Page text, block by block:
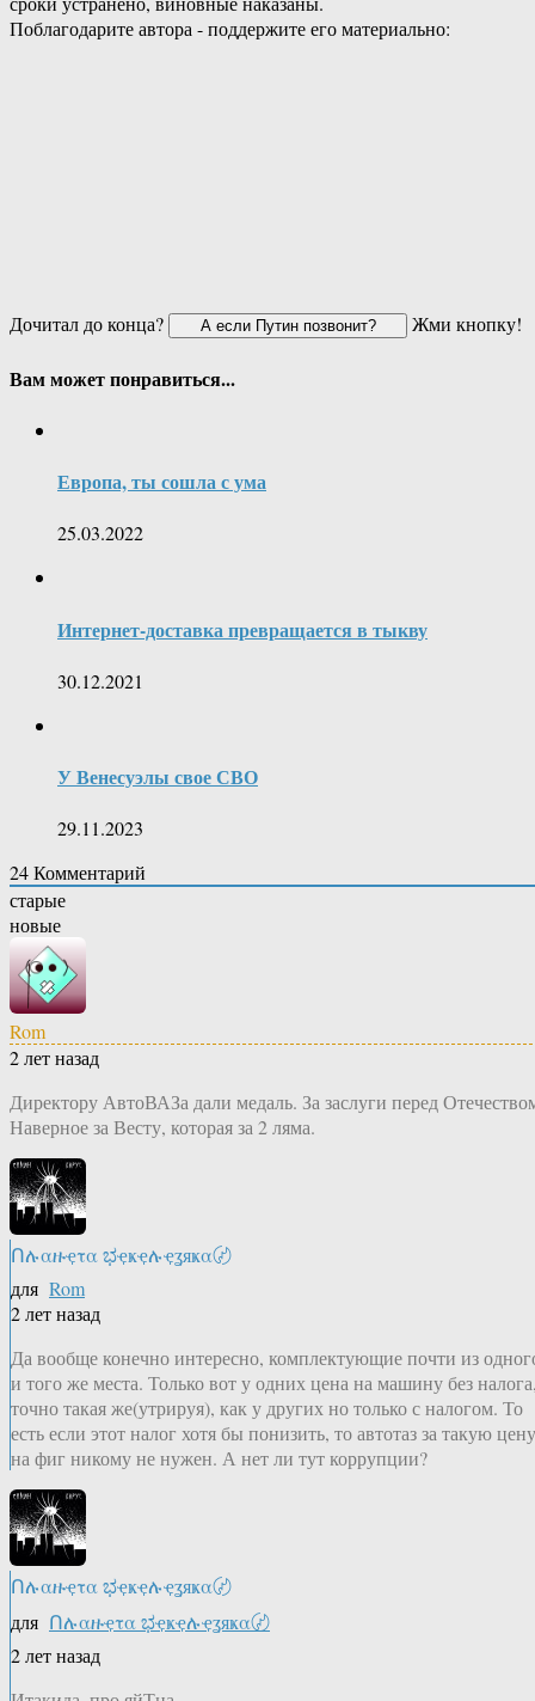
Поблагодарите автора - поддержите его материально:
Дочитал до конца? Жми кнопку!
Вам может понравиться...
Европа, ты сошла с ума
25.03.2022
Интернет-доставка превращается в тыкву
30.12.2021
У Венесуэлы свое СВО
29.11.2023
24Комментарий
старые
новые
Rom
2 лет назад
Директору АвтоВАЗа дали медаль. За заслуги перед
Наверное за Весту, которая за 2 ляма.
Ոሉαዙҿτα ಭҿҝҿሉҿʓяҝα〄
для Rom
2 лет назад
Да вообще конечно интересно, комплектующие почти из
и того же места. Только вот у одних цена на машину без
точно такая же(утрируя), как у других но только с налогом. То
есть если этот налог хотя бы понизить, то автотаз за такую цену
на фиг никому не нужен. А нет ли тут коррупции?
Ոሉαዙҿτα ಭҿҝҿሉҿʓяҝα〄
для Ոሉαዙҿτα ಭҿҝҿሉҿʓяҝα〄
2 лет назад